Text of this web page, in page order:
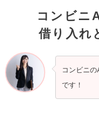
コンビニ
借り入れ
コンビニ
です！